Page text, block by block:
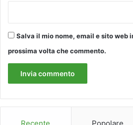
Salva il mio nome, email e sito web
prossima volta che commento.